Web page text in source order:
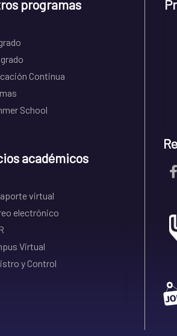
programas
Continua
School
académicos
virtual
electrónico
Virtual
y Control